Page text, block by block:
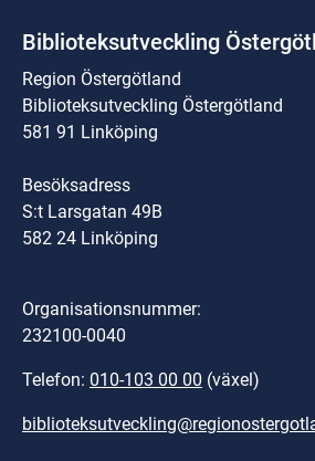
Biblioteksutveckling
Region Östergötland
Biblioteksutveckling Östergötland
581 91 Linköping
Besöksadress
S:t Larsgatan 49B
582 24 Linköping
Organisationsnummer:
232100-0040
Telefon: 010-103 00 00 (växel)